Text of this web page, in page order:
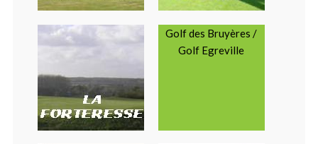
Golf des Bruyères /
Golf Egreville